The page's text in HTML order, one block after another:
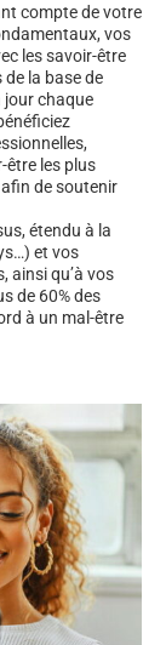
compte de votre
vos
les savoir-être
la base de
jour chaque
être les plus
de soutenir
étendu à la
et vos
ainsi qu’à vos
de 60% des
à un mal-être